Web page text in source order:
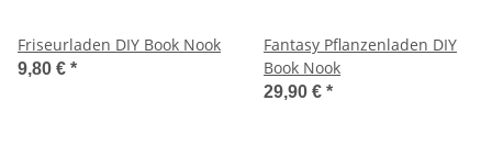
Friseurladen DIY Book Nook
9,80 € *
Fantasy Pflanzenladen DIY
Book Nook
29,90 € *